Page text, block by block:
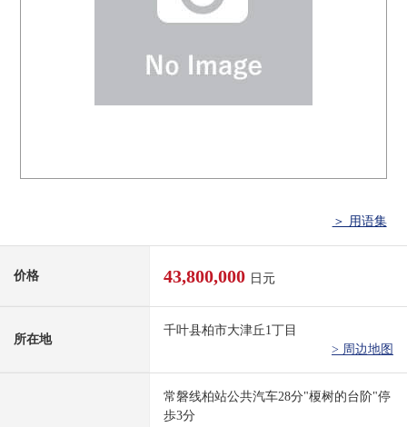
＞ 用语集
价格 43,800,000 日元
所在地
千叶县柏市大津丘1丁目
> 周边地图
常磐线柏站公共汽车28分"榎树的台阶"停
歩3分